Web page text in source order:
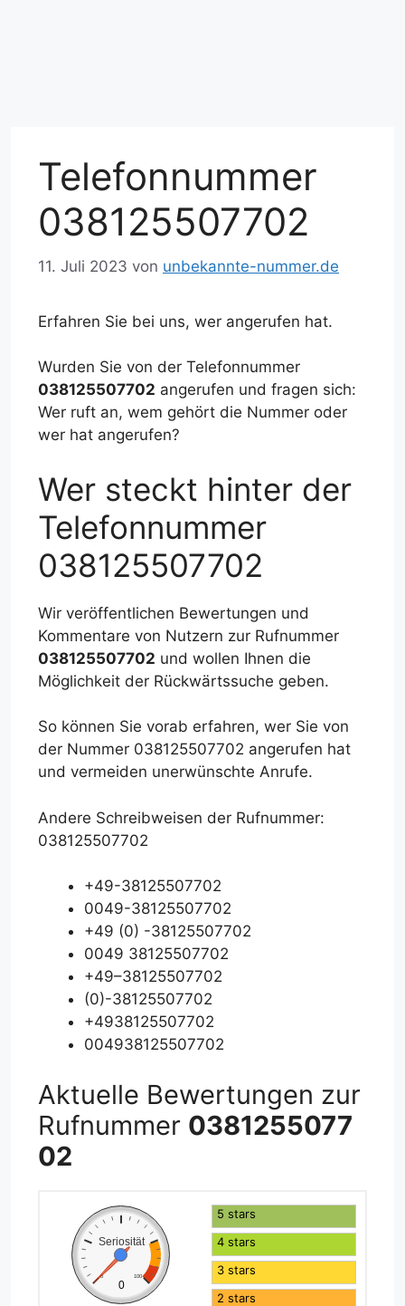
Telefonnummer
038125507702
11. Juli 2023 von unbekannte-nummer.de
Erfahren Sie bei uns, wer angerufen hat.
Wurden Sie von der Telefonnummer
038125507702 angerufen und fragen sich:
Wer ruft an, wem gehört die Nummer oder
wer hat angerufen?
Wer steckt hinter der
Telefonnummer
038125507702
Wir veröffentlichen Bewertungen und
Kommentare von Nutzern zur Rufnummer
038125507702 und wollen Ihnen die
Möglichkeit der Rückwärtssuche geben.
So können Sie vorab erfahren, wer Sie von
der Nummer 038125507702 angerufen hat
und vermeiden unerwünschte Anrufe.
Andere Schreibweisen der Rufnummer:
038125507702
+49-38125507702
0049-38125507702
+49 (0) -38125507702
0049 38125507702
+49–38125507702
(0)-38125507702
+4938125507702
004938125507702
Aktuelle Bewertungen zur
Rufnummer 0381255077
02
Seriosität
0 100
0
5 stars
4 stars
3 stars
2 stars